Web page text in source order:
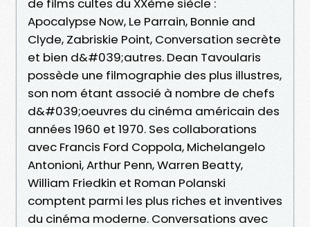
de films cultes du XXème siècle :
Apocalypse Now, Le Parrain, Bonnie and
Clyde, Zabriskie Point, Conversation secrète
et bien d&#039;autres. Dean Tavoularis
possède une filmographie des plus illustres,
son nom étant associé à nombre de chefs
d&#039;oeuvres du cinéma américain des
années 1960 et 1970. Ses collaborations
avec Francis Ford Coppola, Michelangelo
Antonioni, Arthur Penn, Warren Beatty,
William Friedkin et Roman Polanski
comptent parmi les plus riches et inventives
du cinéma moderne. Conversations avec